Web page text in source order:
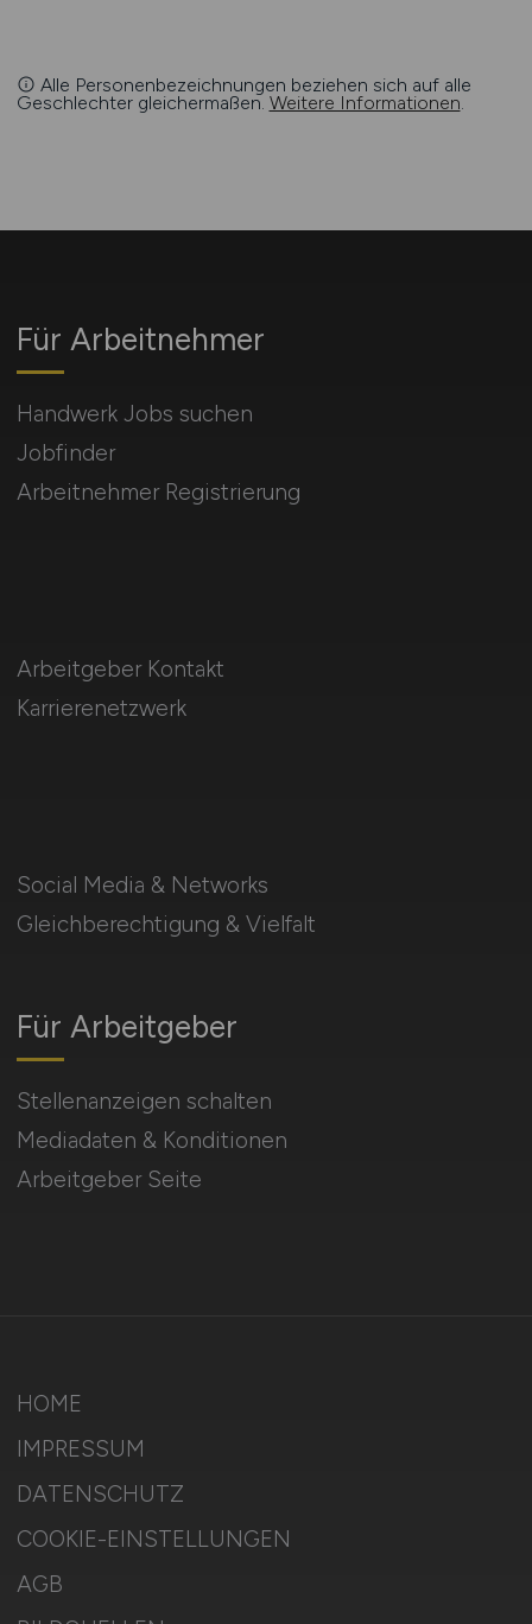
Alle Personenbezeichnungen beziehen sich auf alle
Geschlechter gleichermaßen. Weitere Informationen
Für Arbeitnehmer
Handwerk Jobs suchen
Jobfinder
Arbeitnehmer Registrierung
Social Media & Networks
Gleichberechtigung & Vielfalt
Für Arbeitgeber
Stellenanzeigen schalten
Mediadaten & Konditionen
Arbeitgeber Seite
Arbeitgeber Kontakt
Karrierenetzwerk
HOME
IMPRESSUM
DATENSCHUTZ
COOKIE-EINSTELLUNGEN
AGB